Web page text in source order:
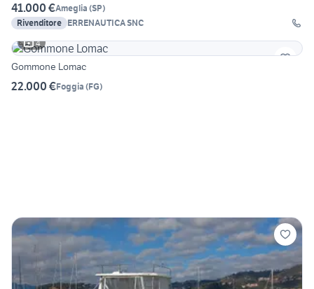
41.000 €Ameglia (SP)
Rivenditore ERRENAUTICA SNC
4
Gommone Lomac
22.000 €Foggia (FG)